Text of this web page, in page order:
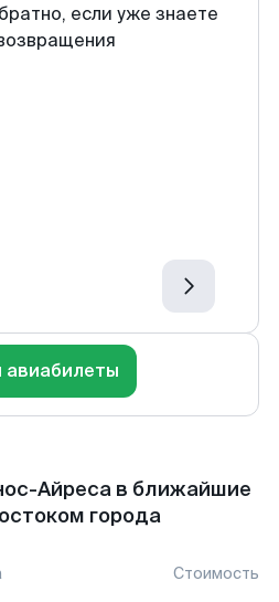
если уже знаете
авиабилеты
Айреса в ближайшие
города
Стоимость